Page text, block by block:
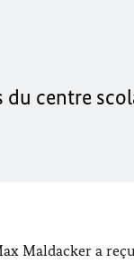
centre
Maldacker a